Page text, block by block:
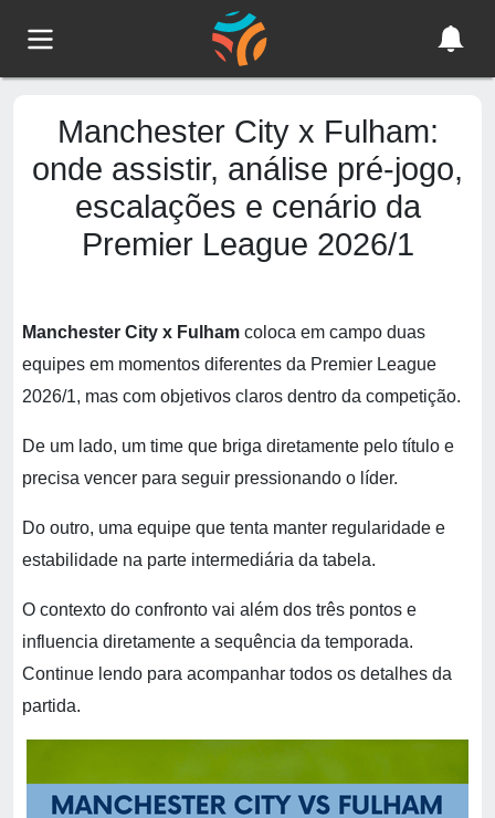
Manchester City x Fulham:
onde assistir, análise pré-jogo,
escalações e cenário da
Premier League 2026/1
Manchester City x Fulham coloca em campo duas
equipes em momentos diferentes da Premier League
2026/1, mas com objetivos claros dentro da competição.
De um lado, um time que briga diretamente pelo título e
precisa vencer para seguir pressionando o líder.
Do outro, uma equipe que tenta manter regularidade e
estabilidade na parte intermediária da tabela.
O contexto do confronto vai além dos três pontos e
influencia diretamente a sequência da temporada.
Continue lendo para acompanhar todos os detalhes da
partida.